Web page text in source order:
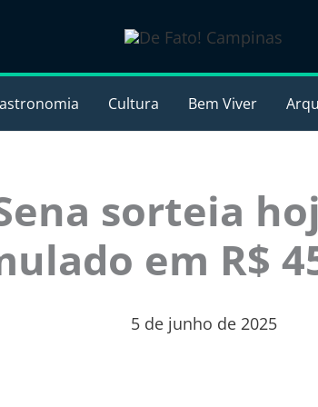
Cultura Bem Viver
sorteia
em R$
5 de junho de 2025